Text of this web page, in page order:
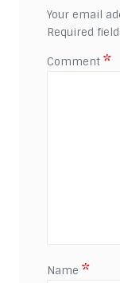
Your email
Required
Comment *
Name *